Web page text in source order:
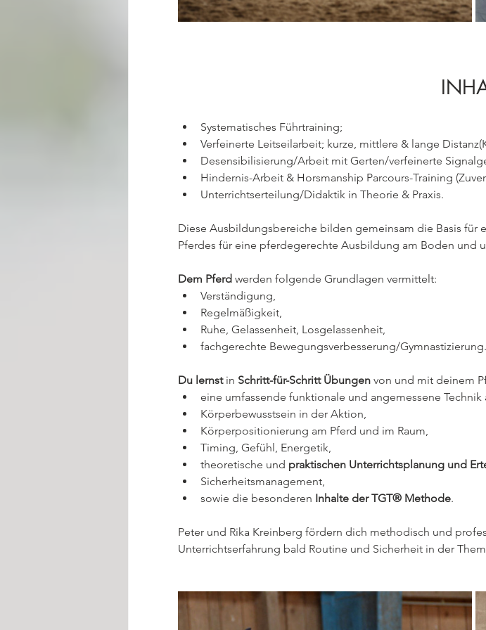
Systematisches Führtraining;
Verfeinerte Leitseilarbeit; kurze, mittlere & lange
Desensibilisierung/Arbeit mit Gerten/verfeinerte
Hindernis-Arbeit & Horsmanship Parcours-Training
Unterrichtserteilung/Didaktik in Theorie & Praxis.
Diese Ausbildungsbereiche bilden gemeinsam die Basis für
Pferdes für eine pferdegerechte Ausbildung am Boden und
Dem Pferd werden folgende Grundlagen vermittelt:
Verständigung,
Regelmäßigkeit,
Ruhe, Gelassenheit, Losgelassenheit,
fachgerechte Bewegungsverbesserung/Gymnastizierung.
Du lernst in Schritt-für-Schritt Übungen von und mit deinem
eine umfassende funktionale und angemessene Technik
Körperbewusstsein in der Aktion,
Körperpositionierung am Pferd und im Raum,
Timing, Gefühl, Energetik,
theoretische und praktischen Unterrichtsplanung und
Sicherheitsmanagement,
sowie die besonderen Inhalte der TGT® Methode.
​Peter und Rika Kreinberg fördern dich methodisch und
Unterrichtserfahrung bald Routine und Sicherheit in der